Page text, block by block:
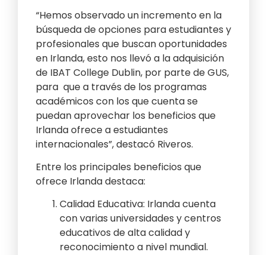
“Hemos observado un incremento en la
búsqueda de opciones para estudiantes y
profesionales que buscan oportunidades
en Irlanda, esto nos llevó a la adquisición
de IBAT College Dublin, por parte de GUS,
para que a través de los programas
académicos con los que cuenta se
puedan aprovechar los beneficios que
Irlanda ofrece a estudiantes
internacionales”, destacó Riveros.
Entre los principales beneficios que
ofrece Irlanda destaca:
Calidad Educativa: Irlanda cuenta
con varias universidades y centros
educativos de alta calidad y
reconocimiento a nivel mundial.